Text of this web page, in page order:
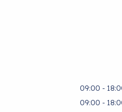
09:00 -
09:00 -